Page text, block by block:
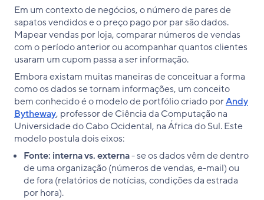
Em um contexto de negócios, o número de pares de
sapatos vendidos e o preço pago por par são dados.
Mapear vendas por loja, comparar números de vendas
com o período anterior ou acompanhar quantos clientes
usaram um cupom passa a ser informação.
Embora existam muitas maneiras de conceituar a forma
como os dados se tornam informações, um conceito
bem conhecido é o modelo de portfólio criado porAndy
Bytheway, professor de Ciência da Computação na
Universidade do Cabo Ocidental, na África do Sul. Este
modelo postula dois eixos:
Fonte: interna vs. externa- se os dados vêm de dentro
de uma organização (números de vendas, e-mail) ou
de fora (relatórios de notícias, condições da estrada
por hora).